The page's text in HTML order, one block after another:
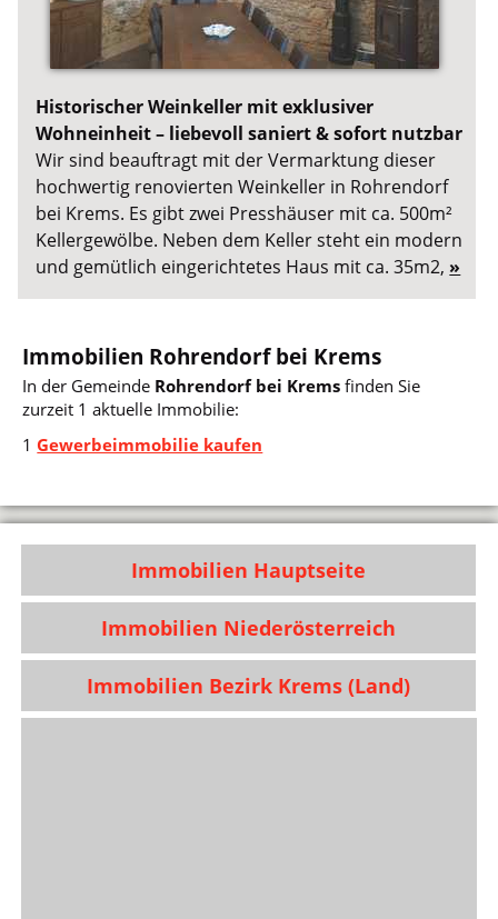
Historischer Weinkeller mit exklusiver
Wohneinheit – liebevoll saniert & sofort nutzbar
Wir sind beauftragt mit der Vermarktung dieser
hochwertig renovierten Weinkeller in Rohrendorf
bei Krems. Es gibt zwei Presshäuser mit ca. 500m²
Kellergewölbe. Neben dem Keller steht ein modern
und gemütlich eingerichtetes Haus mit ca. 35m2, »
Immobilien Rohrendorf bei Krems
In der Gemeinde Rohrendorf bei Krems finden Sie
zurzeit 1 aktuelle Immobilie:
1Gewerbeimmobilie kaufen
Immobilien Hauptseite
Immobilien Niederösterreich
Immobilien Bezirk Krems (Land)